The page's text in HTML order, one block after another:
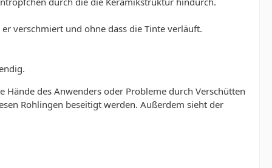
verschmiert und ohne dass die Tinte verläuft.
des Anwenders oder Probleme durch Verschütten
Rohlingen beseitigt werden. Außerdem sieht der